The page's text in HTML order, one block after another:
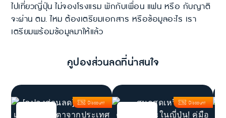
ไปเที่ยวญี่ปุ่น ไม่จองโรงแรม พักกับเพื่อน แฟน หรือ กับญาติ
จะผ่าน ตม. ไหม ต้องเตรียมเอกสาร หรือข้อมูลอะไร เรา
เตรียมพร้อมข้อมูลมาให้แล้ว
คูปองส่วนลดที่น่าสนใจ
Discount Discount